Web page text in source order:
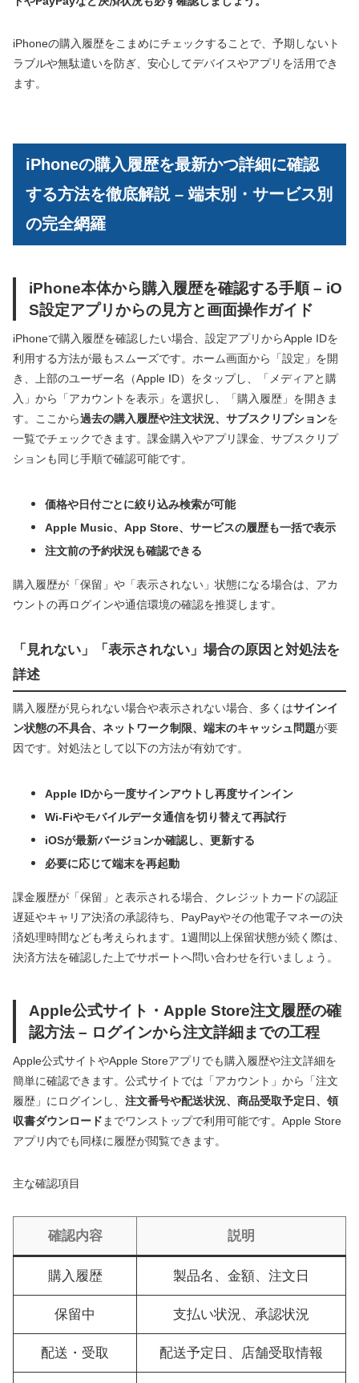
iPhoneの購入履歴をこまめにチェックすることで、予期しないト
ラブルや無駄遣いを防ぎ、安心してデバイスやアプリを活用でき
ます。
iPhoneの購入履歴を最新かつ詳細に確認
する方法を徹底解説 – 端末別・サービス別
の完全網羅
iPhone本体から購入履歴を確認する手順 – iO
S設定アプリからの見方と画面操作ガイド
iPhoneで購入履歴を確認したい場合、設定アプリからApple IDを
利用する方法が最もスムーズです。ホーム画面から「設定」を開
き、上部のユーザー名（Apple ID）をタップし、「メディアと購
入」から「アカウントを表示」を選択し、「購入履歴」を開きま
す。ここから過去の購入履歴や注文状況、サブスクリプションを
一覧でチェックできます。課金購入やアプリ課金、サブスクリプ
ションも同じ手順で確認可能です。
価格や日付ごとに絞り込み検索が可能
Apple Music、App Store、サービスの履歴も一括で表示
注文前の予約状況も確認できる
購入履歴が「保留」や「表示されない」状態になる場合は、アカ
ウントの再ログインや通信環境の確認を推奨します。
「見れない」「表示されない」場合の原因と対処法を
詳述
購入履歴が見られない場合や表示されない場合、多くはサインイ
ン状態の不具合、ネットワーク制限、端末のキャッシュ問題が要
因です。対処法として以下の方法が有効です。
Apple IDから一度サインアウトし再度サインイン
Wi-Fiやモバイルデータ通信を切り替えて再試行
iOSが最新バージョンか確認し、更新する
必要に応じて端末を再起動
課金履歴が「保留」と表示される場合、クレジットカードの認証
遅延やキャリア決済の承認待ち、PayPayやその他電子マネーの決
済処理時間なども考えられます。1週間以上保留状態が続く際は、
決済方法を確認した上でサポートへ問い合わせを行いましょう。
Apple公式サイト・Apple Store注文履歴の確
認方法 – ログインから注文詳細までの工程
Apple公式サイトやApple Storeアプリでも購入履歴や注文詳細を
簡単に確認できます。公式サイトでは「アカウント」から「注文
履歴」にログインし、 注文番号や配送状況、商品受取予定日、領
収書ダウンロード までワンストップで利用可能です。Apple Store
アプリ内でも同様に履歴が閲覧できます。
主な確認項目
確認内容 説明
購入履歴 製品名、金額、注文日
保留中 支払い状況、承認状況
配送・受取 配送予定日、店舗受取情報